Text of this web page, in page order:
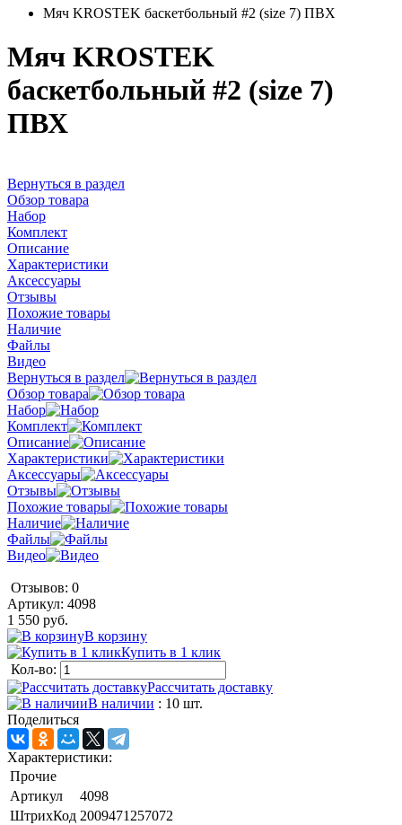
Мяч KROSTEK баскетбольный #2 (size 7) ПВХ
Мяч KROSTEK
баскетбольный #2 (size 7)
ПВХ
Вернуться в раздел
Обзор товара
Набор
Комплект
Описание
Характеристики
Аксессуары
Отзывы
Похожие товары
Наличие
Файлы
Видео
Вернуться в раздел
Обзор товара
Набор
Комплект
Описание
Характеристики
Аксессуары
Отзывы
Похожие товары
Наличие
Файлы
Видео
Отзывов: 0
Артикул: 4098
1 550 руб.
В корзину
Купить в 1 клик
Кол-во:
Рассчитать доставку
В наличии : 10 шт.
Поделиться
Характеристики:
Прочие
Артикул
4098
ШтрихКод 2009471257072